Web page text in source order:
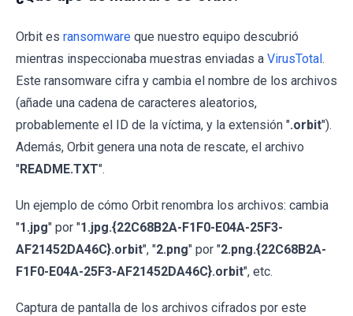
Orbit es ransomware que nuestro equipo descubrió
mientras inspeccionaba muestras enviadas a VirusTotal.
Este ransomware cifra y cambia el nombre de los archivos
(añade una cadena de caracteres aleatorios,
probablemente el ID de la víctima, y la extensión ".orbit").
Además, Orbit genera una nota de rescate, el archivo
"README.TXT".
Un ejemplo de cómo Orbit renombra los archivos: cambia
"1.jpg" por "1.jpg.{22C68B2A-F1F0-E04A-25F3-
AF21452DA46C}.orbit", "2.png" por "2.png.{22C68B2A-
F1F0-E04A-25F3-AF21452DA46C}.orbit", etc.
Captura de pantalla de los archivos cifrados por este